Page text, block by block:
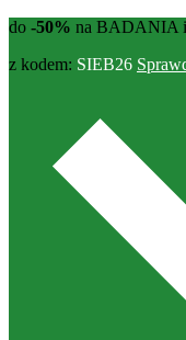
do -50% na BADANIA
z kodem: SIEB26